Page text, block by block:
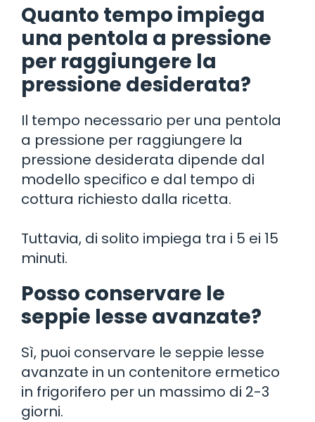
Quanto tempo impiega
una pentola a pressione
per raggiungere la
pressione desiderata?
Il tempo necessario per una pentola
a pressione per raggiungere la
pressione desiderata dipende dal
modello specifico e dal tempo di
cottura richiesto dalla ricetta.
Tuttavia, di solito impiega tra i 5 ei 15
minuti.
Posso conservare le
seppie lesse avanzate?
Sì, puoi conservare le seppie lesse
avanzate in un contenitore ermetico
in frigorifero per un massimo di 2-3
giorni.